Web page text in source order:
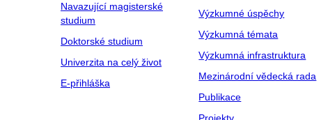
Navazující magisterské
studium
Doktorské studium
Univerzita na celý život
E-přihláška
Výzkumné úspěchy
Výzkumná témata
Výzkumná infrastruktura
Mezinárodní vědecká rada
Publikace